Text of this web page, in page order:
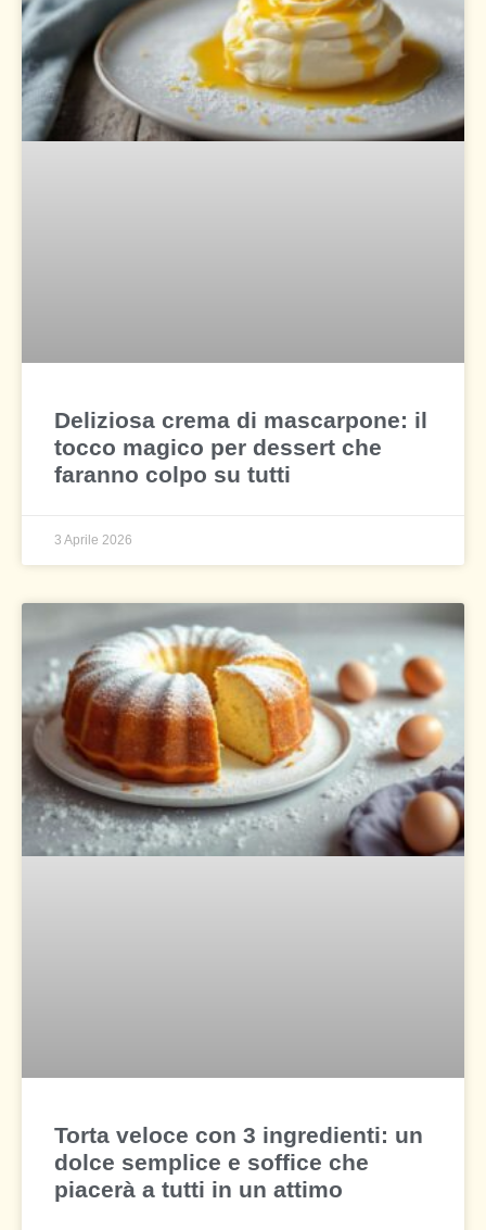
Deliziosa crema di mascarpone: il
tocco magico per dessert che
faranno colpo su tutti
3 Aprile 2026
Torta veloce con 3 ingredienti: un
dolce semplice e soffice che
piacerà a tutti in un attimo